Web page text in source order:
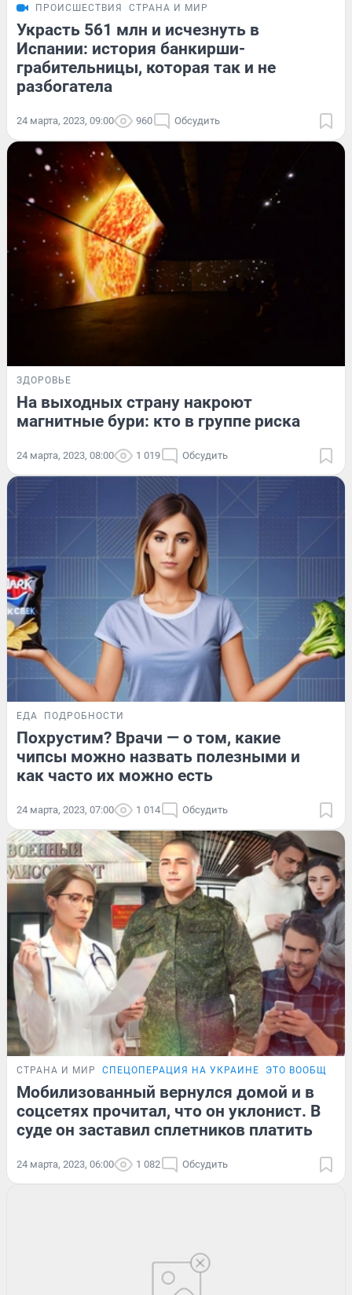
ПРОИСШЕСТВИЯ СТРАНА И МИР
Украсть 561 млн и исчезнуть в
Испании: история банкирши-
грабительницы, которая так и не
разбогатела
24 марта, 2023, 09:00 960 Обсудить
ЗДОРОВЬЕ
На выходных страну накроют
магнитные бури: кто в группе риска
24 марта, 2023, 08:00 1 019 Обсудить
ЕДА ПОДРОБНОСТИ
Похрустим? Врачи — о том, какие
чипсы можно назвать полезными и
как часто их можно есть
24 марта, 2023, 07:00 1 014 Обсудить
СТРАНА И МИР СПЕЦОПЕРАЦИЯ НА УКРАИНЕ ЭТО ВООБЩЕ
Мобилизованный вернулся домой и в
соцсетях прочитал, что он уклонист. В
суде он заставил сплетников платить
24 марта, 2023, 06:00 1 082 Обсудить